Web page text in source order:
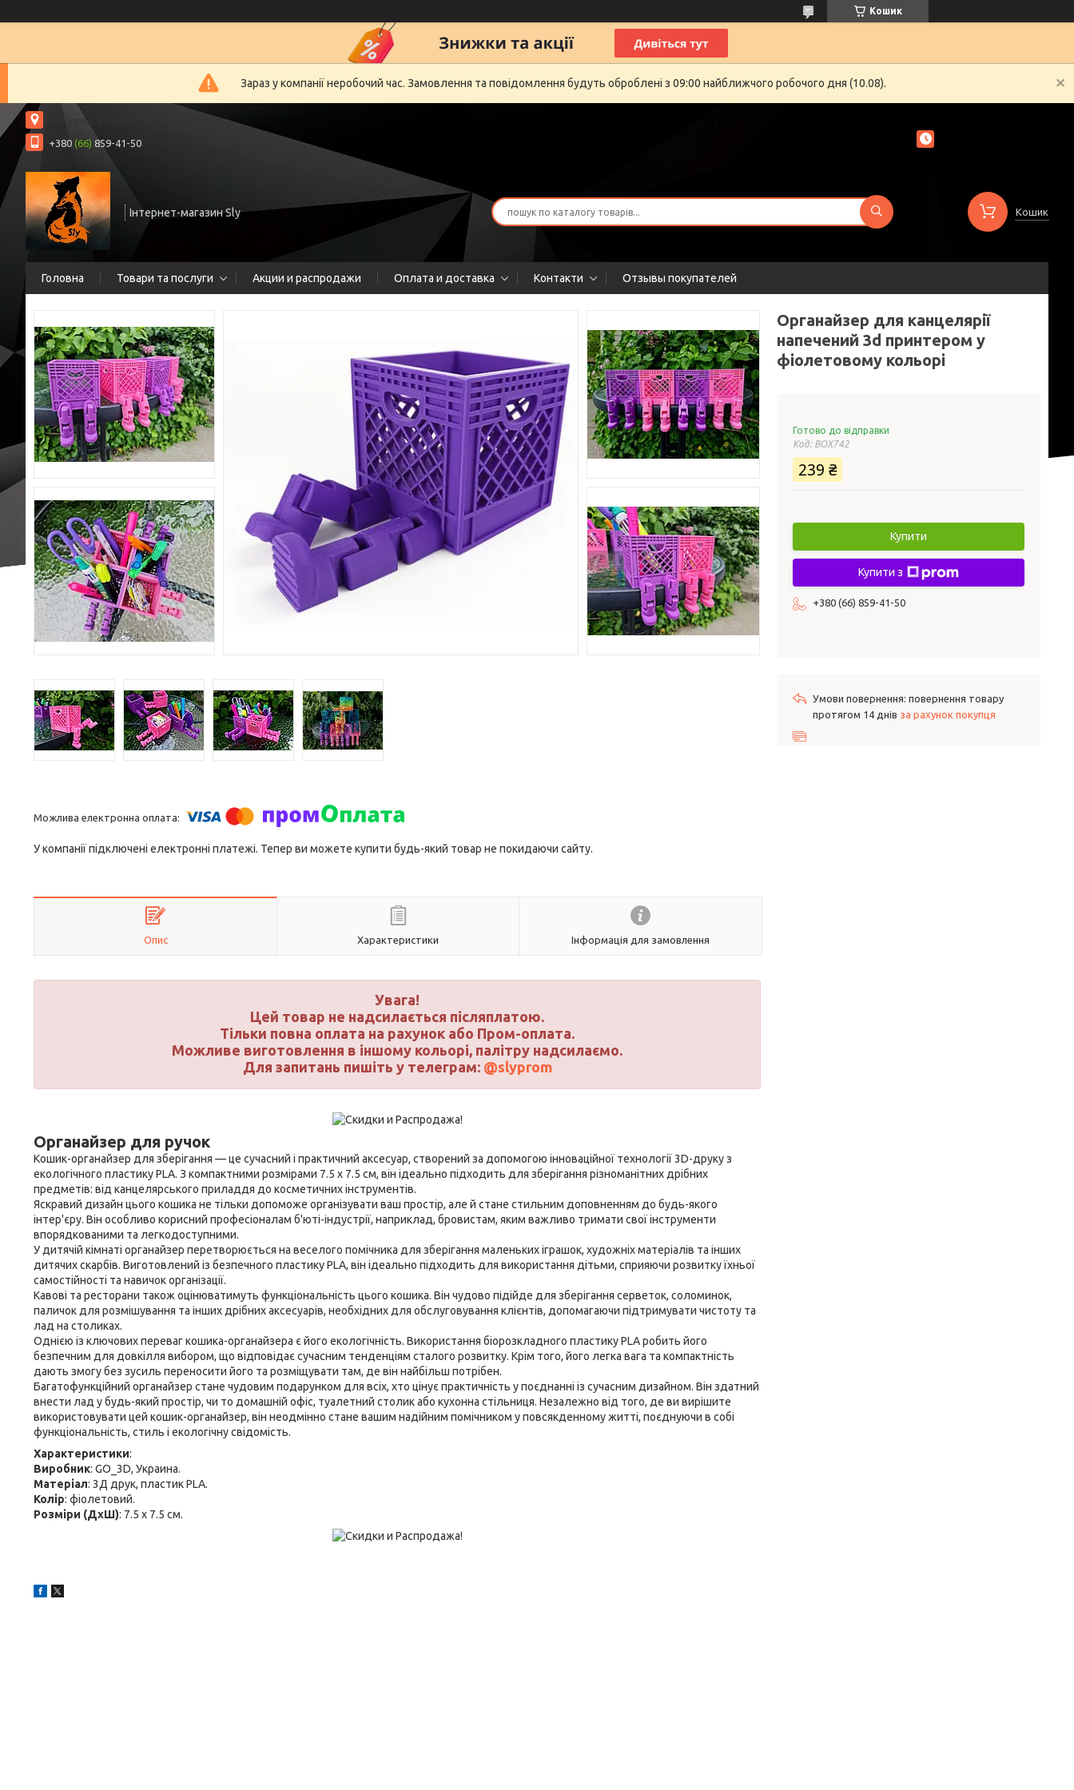
Кошик
Зараз у компанії неробочий час. Замовлення та повідомлення будуть оброблені з 09:00 найближчого робочого дня (10.08).
Нікополь, Україна
+380 (66) 859-41-50
Інтернет-магазин Sly Кошик
Головна Товари та послуги Акции и распродажи Оплата и доставка Контакти Отзывы покупателей
У компанії підключені електронні платежі. Тепер ви можете купити будь-який товар не покидаючи сайту.
Опис Характеристики Інформація для замовлення
Увага!
Цей товар не надсилається післяплатою.
Тільки повна оплата на рахунок або Пром-оплата.
Можливе виготовлення в іншому кольорі, палітру надсилаємо.
Для запитань пишіть у телеграм: @slyprom
Органайзер для ручок
Кошик-органайзер для зберігання — це сучасний і практичний аксесуар, створений за допомогою інноваційної технології 3D-друку з
екологічного пластику PLA. З компактними розмірами 7.5 х 7.5 см, він ідеально підходить для зберігання різноманітних дрібних
предметів: від канцелярського приладдя до косметичних інструментів.
Яскравий дизайн цього кошика не тільки допоможе організувати ваш простір, але й стане стильним доповненням до будь-якого
інтер'єру. Він особливо корисний професіоналам б'юті-індустрії, наприклад, бровистам, яким важливо тримати свої інструменти
впорядкованими та легкодоступними.
У дитячій кімнаті органайзер перетворюється на веселого помічника для зберігання маленьких іграшок, художніх матеріалів та інших
дитячих скарбів. Виготовлений із безпечного пластику PLA, він ідеально підходить для використання дітьми, сприяючи розвитку їхньої
самостійності та навичок організації.
Кавові та ресторани також оцінюватимуть функціональність цього кошика. Він чудово підійде для зберігання серветок, соломинок,
паличок для розмішування та інших дрібних аксесуарів, необхідних для обслуговування клієнтів, допомагаючи підтримувати чистоту та
лад на столиках.
Однією із ключових переваг кошика-органайзера є його екологічність. Використання біорозкладного пластику PLA робить його
безпечним для довкілля вибором, що відповідає сучасним тенденціям сталого розвитку. Крім того, його легка вага та компактність
дають змогу без зусиль переносити його та розміщувати там, де він найбільш потрібен.
Багатофункційний органайзер стане чудовим подарунком для всіх, хто цінує практичність у поєднанні із сучасним дизайном. Він здатний
внести лад у будь-який простір, чи то домашній офіс, туалетний столик або кухонна стільниця. Незалежно від того, де ви вирішите
використовувати цей кошик-органайзер, він неодмінно стане вашим надійним помічником у повсякденному житті, поєднуючи в собі
функціональність, стиль і екологічну свідомість.
Характеристики:
Виробник: GO_3D, Украина.
Матеріал: 3Д друк, пластик PLA.
Колір: фіолетовий.
Розміри (ДхШ): 7.5 х 7.5 см.
Органайзер для канцелярії
напечений 3d принтером у
фіолетовому кольорі
Готово до відправки
Код: BOX742
239 ₴
Купити
Купити з
+380 (66) 859-41-50
повернення товару
протягом 14 днів за рахунок покупця